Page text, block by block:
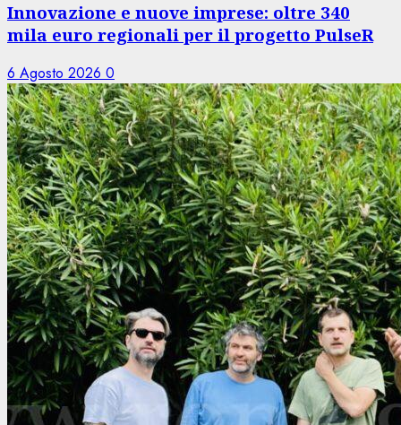
Innovazione e nuove imprese: oltre 340
mila euro regionali per il progetto PulseR
6 Agosto 2026 0